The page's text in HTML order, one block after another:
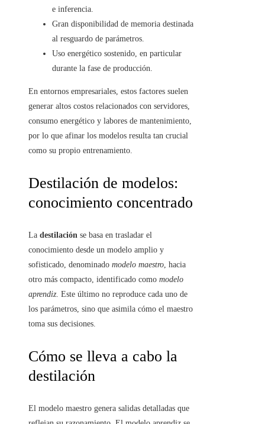
e inferencia.
Gran disponibilidad de memoria destinada
al resguardo de parámetros.
Uso energético sostenido, en particular
durante la fase de producción.
En entornos empresariales, estos factores suelen
generar altos costos relacionados con servidores,
consumo energético y labores de mantenimiento,
por lo que afinar los modelos resulta tan crucial
como su propio entrenamiento.
Destilación de modelos:
conocimiento concentrado
La destilación se basa en trasladar el
conocimiento desde un modelo amplio y
sofisticado, denominado modelo maestro, hacia
otro más compacto, identificado como modelo
aprendiz. Este último no reproduce cada uno de
los parámetros, sino que asimila cómo el maestro
toma sus decisiones.
Cómo se lleva a cabo la
destilación
El modelo maestro genera salidas detalladas que